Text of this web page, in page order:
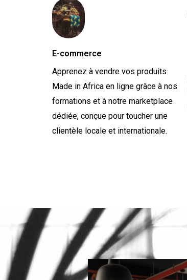
E-commerce
Apprenez à vendre vos produits
Made in Africa en ligne grâce à nos
formations et à notre marketplace
dédiée, conçue pour toucher une
clientèle locale et internationale.